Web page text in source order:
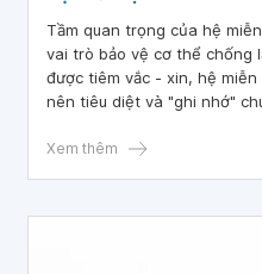
Tầm quan trọng của hệ
vai trò bảo vệ cơ thể chống
được tiêm vắc - xin, hệ
nên tiêu diệt và "ghi nhớ"
tư thế sẵn sàng để nhận
Xem thêm